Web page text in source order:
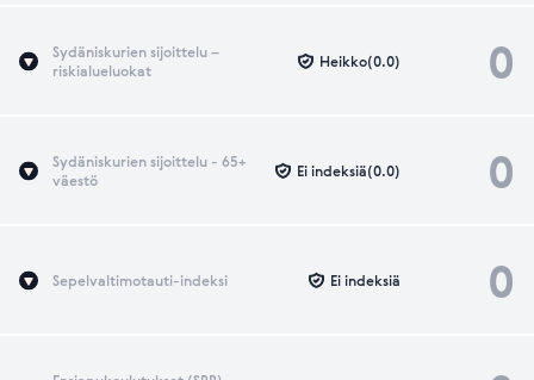
Sydäniskurien sijoittelu –
riskialueluokat
0
Heikko(0.0)
Sydäniskurien sijoittelu - 65+
väestö
0
Ei indeksiä(0.0)
Sepelvaltimotauti-indeksi 0
Ei indeksiä